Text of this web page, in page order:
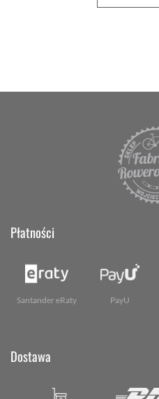
Płatności
Santander eRaty PayU
Dostawa